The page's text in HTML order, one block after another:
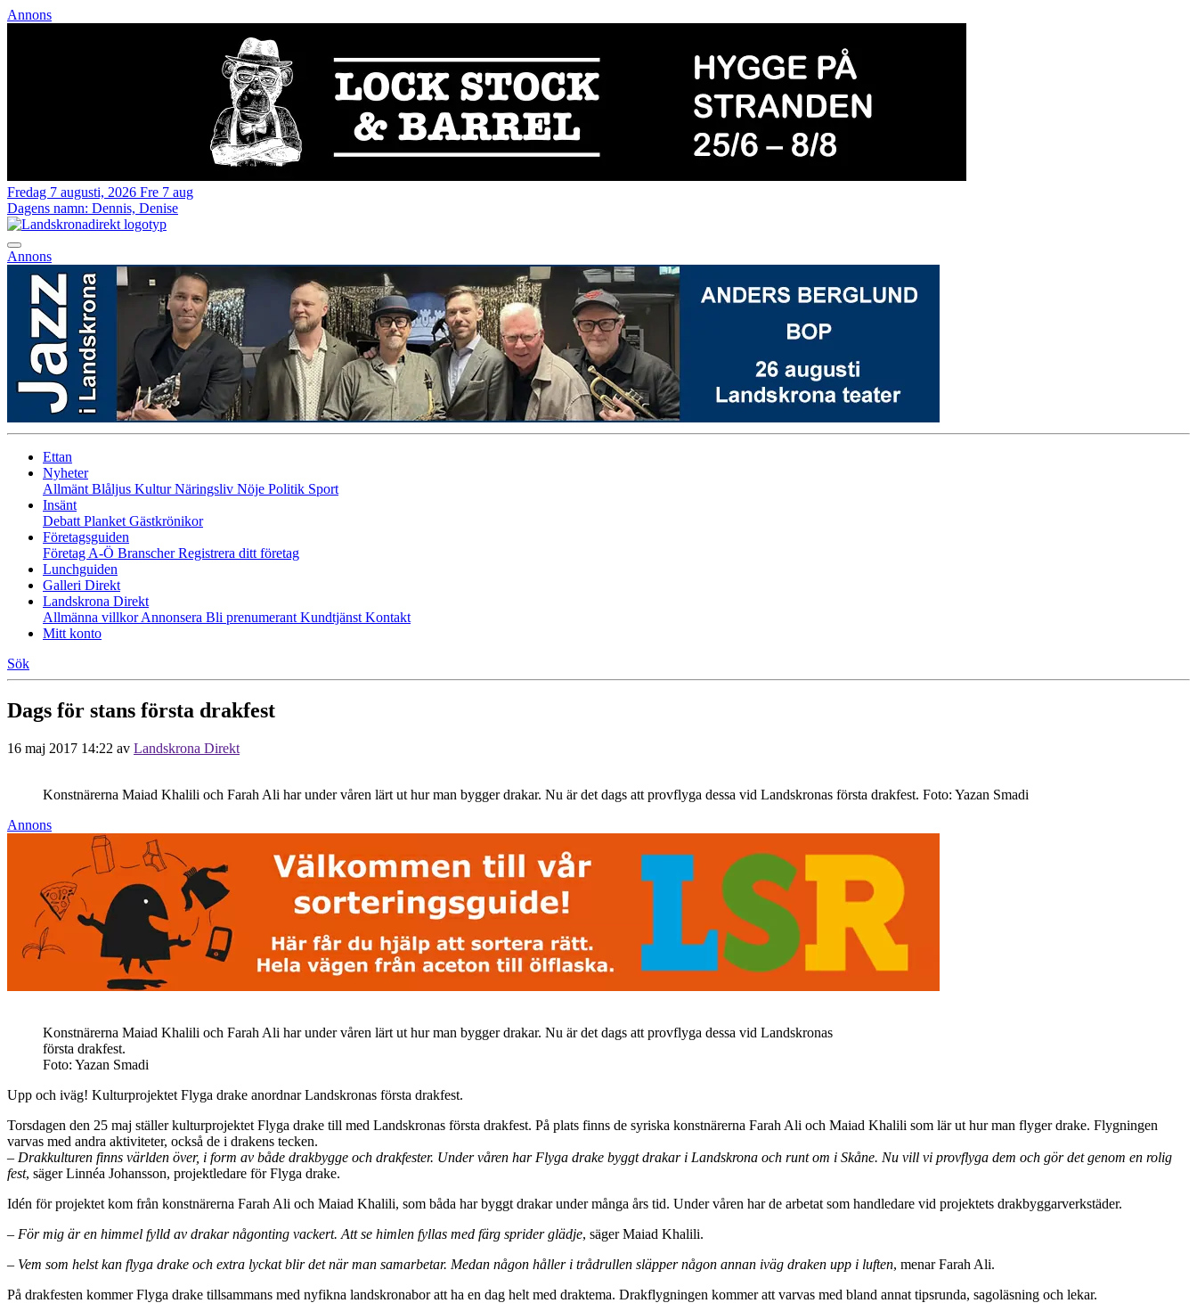
Annons
Fredag 7 augusti, 2026 Fre 7 aug
Dagens namn: Dennis, Denise
Annons
Ettan
Nyheter
Allmänt Blåljus KulturNäringsliv Nöje Politik Sport
Insänt
Debatt Planket Gästkrönikor
Företagsguiden
Företag A-Ö BranscherRegistrera ditt företag
Lunchguiden
Galleri Direkt
Landskrona Direkt
Allmänna villkorAnnonsera Bli prenumerant Kundtjänst Kontakt
Mitt konto
Sök
Dags för stans första drakfest
16 maj 2017 14:22 av Landskrona Direkt
Konstnärerna Maiad Khalili och Farah Ali har under våren lärt ut hur man bygger drakar. Nu är det dags att provflyga dessa vid Landskronas första drakfest. Foto: Yazan Smadi
Annons
Konstnärerna Maiad Khalili och Farah Ali har under våren lärt ut hur man bygger drakar. Nu är det dags att provflyga dessa vid Landskronas
första drakfest.
Foto: Yazan Smadi
Upp och iväg! Kulturprojektet Flyga drake anordnar Landskronas första drakfest.
Torsdagen den 25 maj ställer kulturprojektet Flyga drake till med Landskronas första drakfest. På plats finns de syriska konstnärerna Farah Ali och Maiad Khalili som lär ut hur man flyger drake. Flygningen
varvas med andra aktiviteter, också de i drakens tecken.
– Drakkulturen finns världen över, i form av både drakbygge och drakfester. Under våren har Flyga drake byggt drakar i Landskrona och runt om i Skåne. Nu vill vi provflyga dem och gör det genom en rolig
fest, säger Linnéa Johansson, projektledare för Flyga drake.
Idén för projektet kom från konstnärerna Farah Ali och Maiad Khalili, som båda har byggt drakar under många års tid. Under våren har de arbetat som handledare vid projektets drakbyggarverkstäder.
– För mig är en himmel fylld av drakar någonting vackert. Att se himlen fyllas med färg sprider glädje, säger Maiad Khalili.
– Vem som helst kan flyga drake och extra lyckat blir det när man samarbetar. Medan någon håller i trådrullen släpper någon annan iväg draken upp i luften, menar Farah Ali.
På drakfesten kommer Flyga drake tillsammans med nyfikna landskronabor att ha en dag helt med draktema. Drakflygningen kommer att varvas med bland annat tipsrunda, sagoläsning och lekar.